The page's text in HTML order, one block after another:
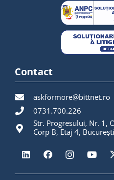
Contact
askformore@bittnet.ro
0731.700.226
Str. Progresului, Nr. 1,
Corp B, Etaj 4,